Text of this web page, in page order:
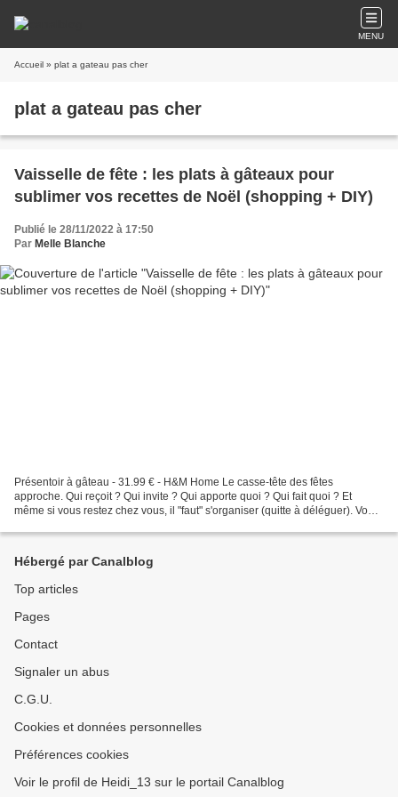
MENU
Accueil » plat a gateau pas cher
plat a gateau pas cher
Vaisselle de fête : les plats à gâteaux pour
sublimer vos recettes de Noël (shopping + DIY)
Publié le 28/11/2022 à 17:50
Par Melle Blanche
Présentoir à gâteau - 31.99 € - H&M Home Le casse-tête des fêtes
approche. Qui reçoit ? Qui invite ? Qui apporte quoi ? Qui fait quoi ? Et
même si vous restez chez vous, il "faut" s'organiser (quitte à déléguer). Vous
Hébergé par Canalblog
Top articles
Pages
Contact
Signaler un abus
C.G.U.
Cookies et données personnelles
Préférences cookies
Voir le profil de Heidi_13 sur le portail Canalblog